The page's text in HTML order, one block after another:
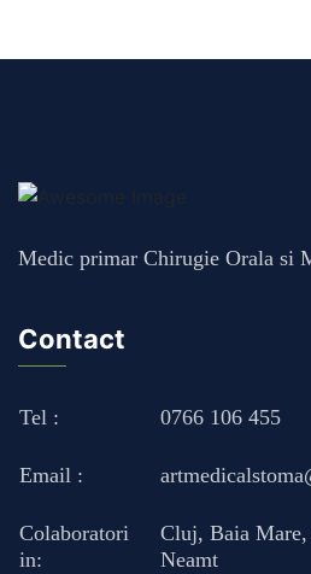
Medic primar Chirugie Orala si
Contact
Tel : 0766 106 455
Email :
Colaboratori
in:
Cluj, Baia Mare,
Neamt